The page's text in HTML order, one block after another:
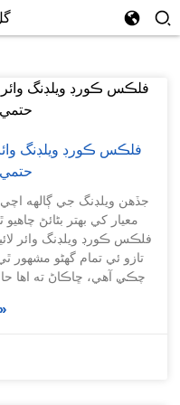
فلڪس ڪورڊ ويلڊنگ
جڏهن ويلڊنگ جي ڳالهه
معيار کي بهتر بڻائڻ
فلڪس ڪورڊ ويلڊنگ وائر
چڪي آهي، ڇاڪاڻ ته اها
توهان جي هر شيءِ لاءِ
آهي. اسان ٽيڪنالاجي،
هڻنداسين جيڪي توهان،
»